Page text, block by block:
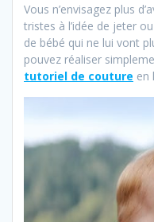
Vous n’envisagez plus
tristes à l’idée de jeter
de bébé qui ne lui vont
pouvez réaliser
tutoriel de couture en